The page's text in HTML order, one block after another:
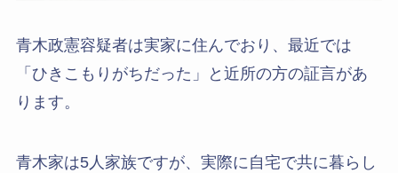
青木政憲容疑者は実家に住んでおり、最近では
「ひきこもりがちだった」と近所の方の証言があ
ります。
青木家は5人家族ですが、実際に自宅で共に暮らし